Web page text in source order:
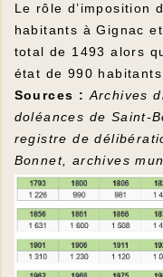
Le rôle d’imposition
habitants à Gignac
total de 1493 alors
état de 990 habitants.
Sources : Archives
doléances de Saint-
registre de
Bonnet, archives